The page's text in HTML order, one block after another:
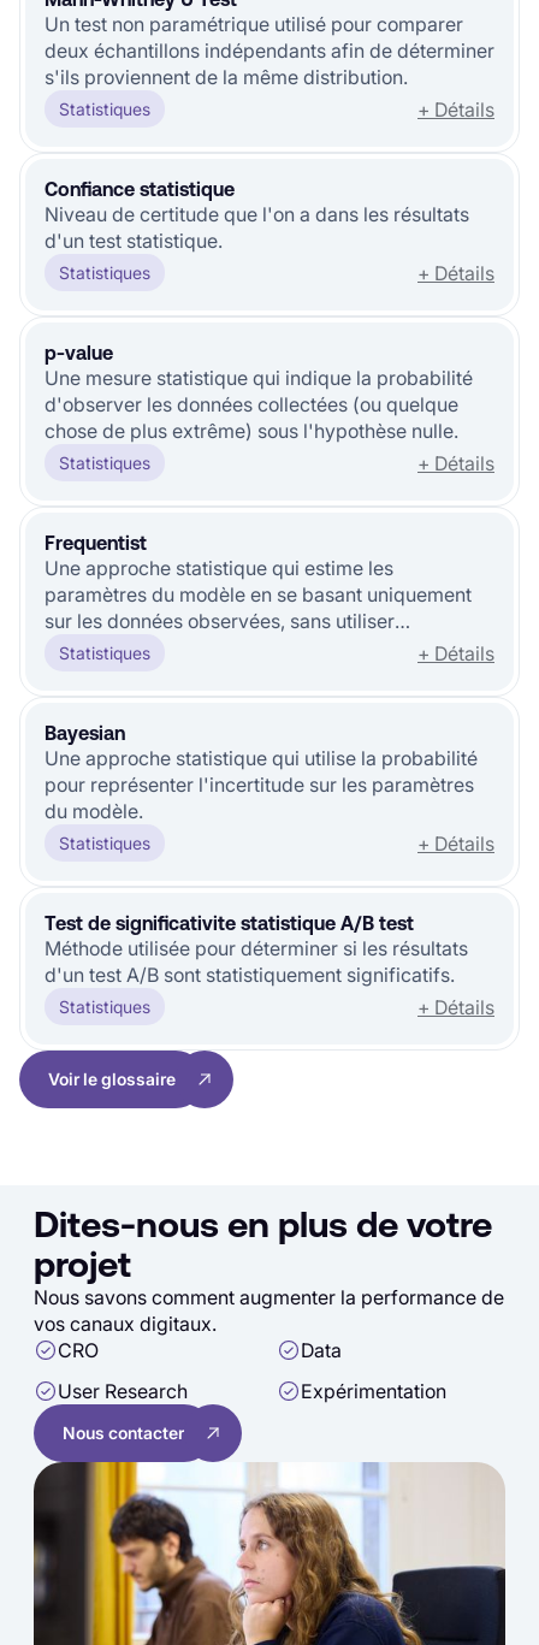
Un test non paramétrique utilisé pour comparer
deux échantillons indépendants afin de déterminer
s'ils proviennent de la même distribution.
Statistiques + Détails
Confiance statistique
Niveau de certitude que l'on a dans les résultats
d'un test statistique.
Statistiques + Détails
p-value
Une mesure statistique qui indique la probabilité
d'observer les données collectées (ou quelque
chose de plus extrême) sous l'hypothèse nulle.
Statistiques + Détails
Frequentist
Une approche statistique qui estime les
paramètres du modèle en se basant uniquement
sur les données observées, sans utiliser
d'informations a priori.
Statistiques + Détails
Bayesian
Une approche statistique qui utilise la probabilité
pour représenter l'incertitude sur les paramètres
du modèle.
Statistiques + Détails
Test de significativite statistique A/B test
Méthode utilisée pour déterminer si les résultats
d'un test A/B sont statistiquement significatifs.
Statistiques + Détails
Voir le glossaire
Dites-nous en plus de votre
projet
Nous savons comment augmenter la performance de
vos canaux digitaux.
CRO
Data
User Research
Expérimentation
Nous contacter